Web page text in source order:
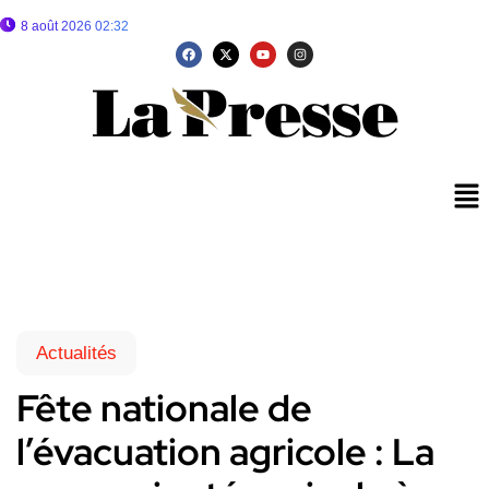
8 août 2026 02:32
Actualités
Fête nationale de
l’évacuation agricole : La